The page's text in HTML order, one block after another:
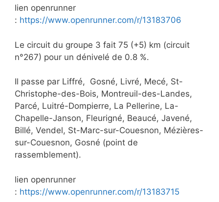
lien openrunner
: https://www.openrunner.com/r/13183706
Le circuit du groupe 3 fait 75 (+5) km (circuit
n°267) pour un dénivelé de 0.8 %.
Il passe par Liffré, Gosné, Livré, Mecé, St-
Christophe-des-Bois, Montreuil-des-Landes,
Parcé, Luitré-Dompierre, La Pellerine, La-
Chapelle-Janson, Fleurigné, Beaucé, Javené,
Billé, Vendel, St-Marc-sur-Couesnon, Mézières-
sur-Couesnon, Gosné (point de
rassemblement).
lien openrunner
: https://www.openrunner.com/r/13183715